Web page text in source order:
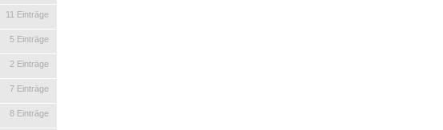
11 Einträge
5 Einträge
2 Einträge
7 Einträge
8 Einträge